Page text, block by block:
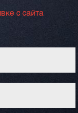
с сайта